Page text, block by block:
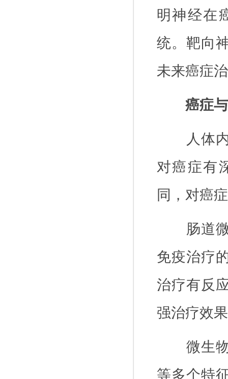
明神经在
统。靶向
未来癌症
癌症
人体
对癌症有
同，对癌
肠道
免疫治疗
治疗有反
强治疗效
微生
等多个特